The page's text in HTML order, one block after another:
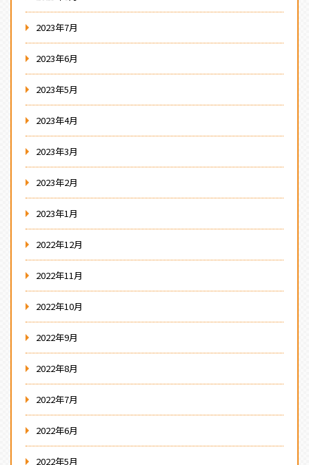
2023年7月
2023年6月
2023年5月
2023年4月
2023年3月
2023年2月
2023年1月
2022年12月
2022年11月
2022年10月
2022年9月
2022年8月
2022年7月
2022年6月
2022年5月